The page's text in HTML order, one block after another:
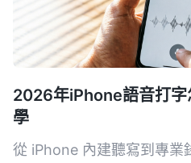
2026年iPhone語音打
學
從 iPhone 內建聽寫到專業